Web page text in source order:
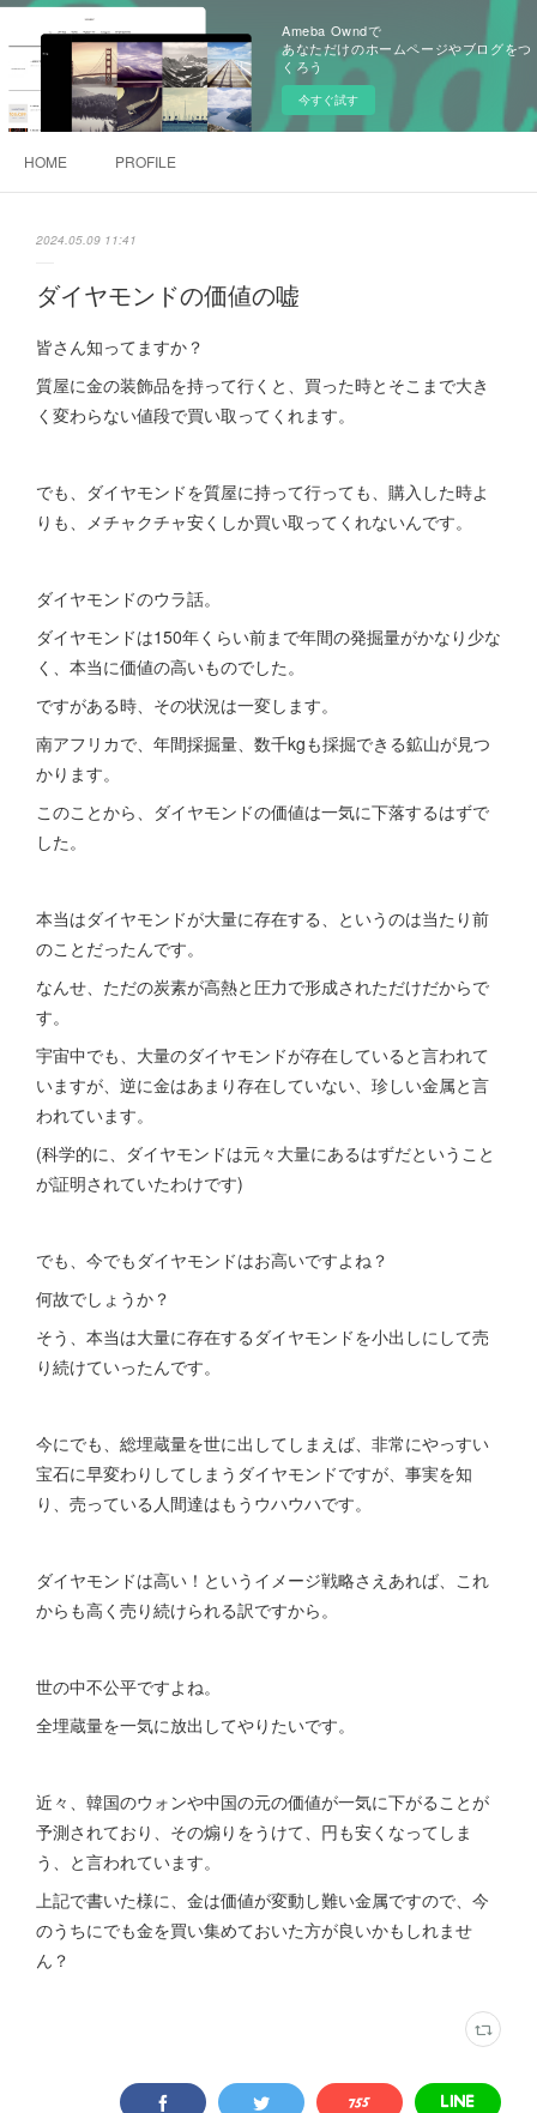
Ameba Owndで
あなただけのホームページやブログをつ
くろう
今すぐ試す
HOME PROFILE
2024.05.09 11:41
ダイヤモンドの価値の嘘
皆さん知ってますか？
質屋に金の装飾品を持って行くと、買った時とそこまで大き
く変わらない値段で買い取ってくれます。
でも、ダイヤモンドを質屋に持って行っても、購入した時よ
りも、メチャクチャ安くしか買い取ってくれないんです。
ダイヤモンドのウラ話。
ダイヤモンドは150年くらい前まで年間の発掘量がかなり少な
く、本当に価値の高いものでした。
ですがある時、その状況は一変します。
南アフリカで、年間採掘量、数千kgも採掘できる鉱山が見つ
かります。
このことから、ダイヤモンドの価値は一気に下落するはずで
した。
本当はダイヤモンドが大量に存在する、というのは当たり前
のことだったんです。
なんせ、ただの炭素が高熱と圧力で形成されただけだからで
す。
宇宙中でも、大量のダイヤモンドが存在していると言われて
いますが、逆に金はあまり存在していない、珍しい金属と言
われています。
(科学的に、ダイヤモンドは元々大量にあるはずだということ
が証明されていたわけです)
でも、今でもダイヤモンドはお高いですよね？
何故でしょうか？
そう、本当は大量に存在するダイヤモンドを小出しにして売
り続けていったんです。
今にでも、総埋蔵量を世に出してしまえば、非常にやっすい
宝石に早変わりしてしまうダイヤモンドですが、事実を知
り、売っている人間達はもうウハウハです。
ダイヤモンドは高い！というイメージ戦略さえあれば、これ
からも高く売り続けられる訳ですから。
世の中不公平ですよね。
全埋蔵量を一気に放出してやりたいです。
近々、韓国のウォンや中国の元の価値が一気に下がることが
予測されており、その煽りをうけて、円も安くなってしま
う、と言われています。
上記で書いた様に、金は価値が変動し難い金属ですので、今
のうちにでも金を買い集めておいた方が良いかもしれませ
ん？